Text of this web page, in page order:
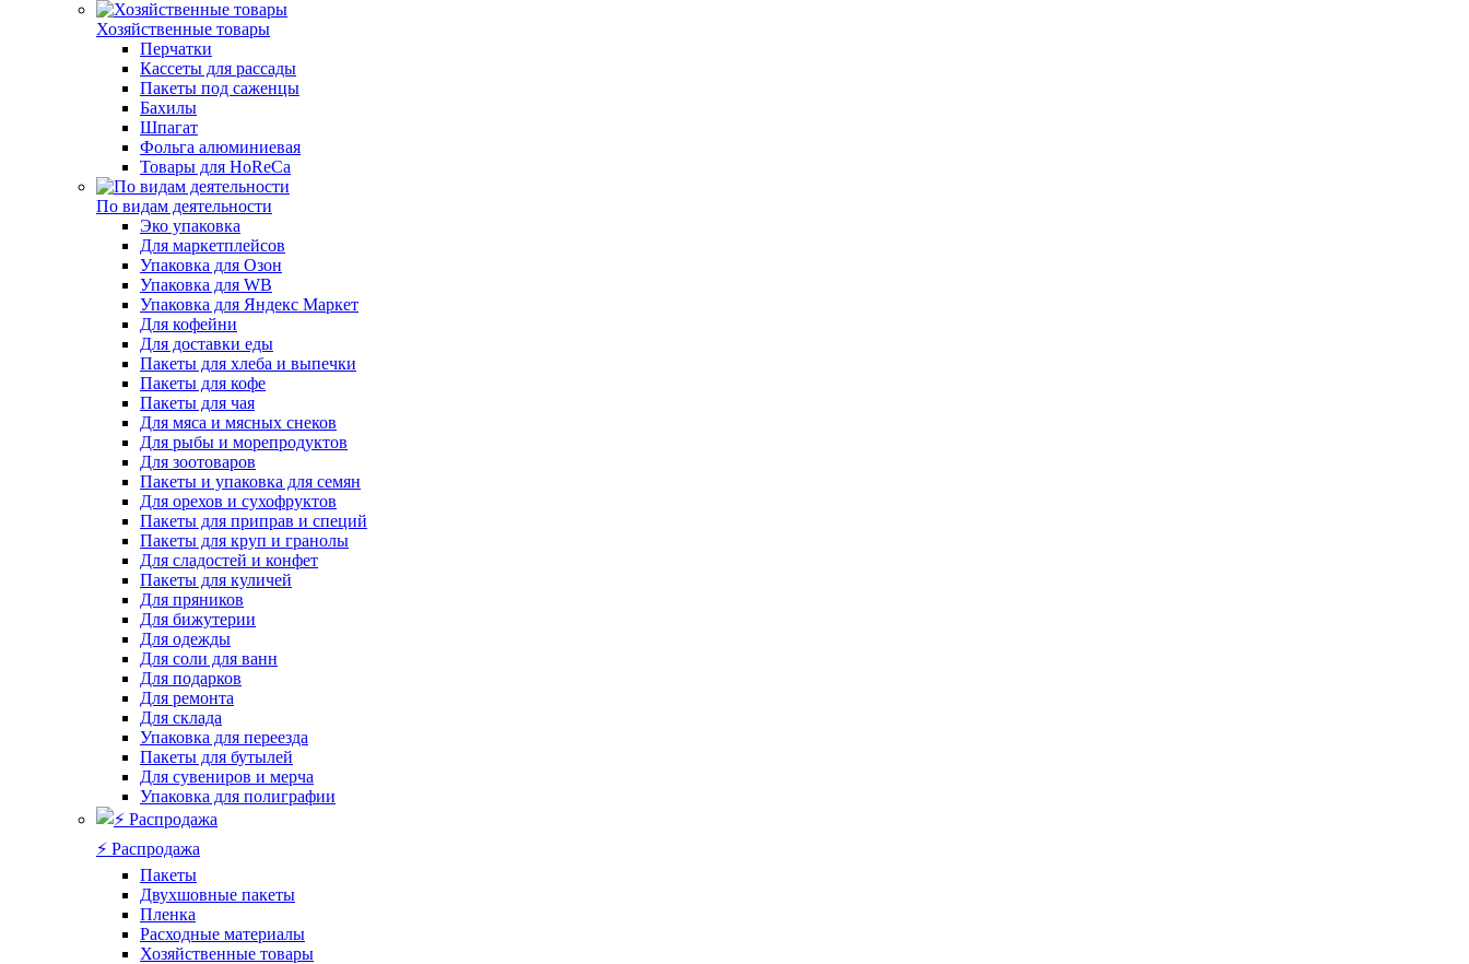
Хозяйственные товары
Перчатки
Кассеты для рассады
Пакеты под саженцы
Бахилы
Шпагат
Фольга алюминиевая
Товары для HoReCa
По видам деятельности
Эко упаковка
Для маркетплейсов
Упаковка для Озон
Упаковка для WB
Упаковка для Яндекс Маркет
Для кофейни
Для доставки еды
Пакеты для хлеба и выпечки
Пакеты для кофе
Пакеты для чая
Для мяса и мясных снеков
Для рыбы и морепродуктов
Для зоотоваров
Пакеты и упаковка для семян
Для орехов и сухофруктов
Пакеты для приправ и специй
Пакеты для круп и гранолы
Для сладостей и конфет
Пакеты для куличей
Для пряников
Для бижутерии
Для одежды
Для соли для ванн
Для подарков
Для ремонта
Для склада
Упаковка для переезда
Пакеты для бутылей
Для сувениров и мерча
Упаковка для полиграфии
⚡️ Распродажа
Пакеты
Двухшовные пакеты
Пленка
Расходные материалы
Хозяйственные товары